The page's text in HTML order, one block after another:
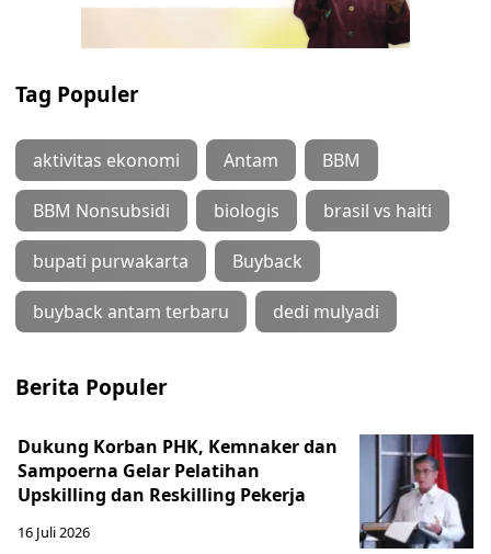
Tag Populer
aktivitas ekonomi Antam BBM
BBM Nonsubsidi biologis brasil vs haiti
bupati purwakarta Buyback
buyback antam terbaru dedi mulyadi
Berita Populer
Dukung Korban PHK, Kemnaker dan
Sampoerna Gelar Pelatihan
Upskilling dan Reskilling Pekerja
16 Juli 2026